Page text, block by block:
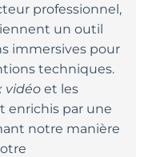
professionnel,
un outil
immersives pour
techniques.
vidéo et les
enrichis par une
notre manière